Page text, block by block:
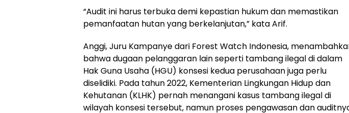
“Audit ini harus terbuka demi kepastian hukum dan memastikan
pemanfaatan hutan yang berkelanjutan,” kata Arif.
Anggi, Juru Kampanye dari Forest Watch Indonesia,
bahwa dugaan pelanggaran lain seperti tambang ilegal di dalam
Hak Guna Usaha (HGU) konsesi kedua perusahaan juga perlu
diselidiki. Pada tahun 2022, Kementerian Lingkungan Hidup dan
Kehutanan (KLHK) pernah menangani kasus tambang ilegal di
wilayah konsesi tersebut, namun proses pengawasan dan